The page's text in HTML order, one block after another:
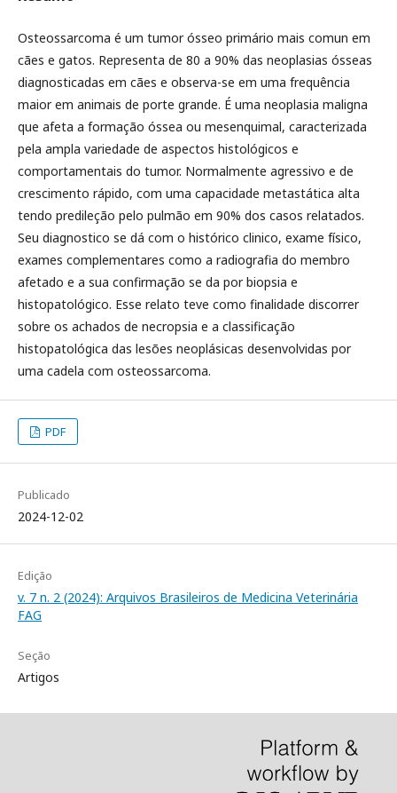
Osteossarcoma é um tumor ósseo primário mais comun em
cães e gatos. Representa de 80 a 90% das neoplasias ósseas
diagnosticadas em cães e observa-se em uma frequência
maior em animais de porte grande. É uma neoplasia maligna
que afeta a formação óssea ou mesenquimal, caracterizada
pela ampla variedade de aspectos histológicos e
comportamentais do tumor. Normalmente agressivo e de
crescimento rápido, com uma capacidade metastática alta
tendo predileção pelo pulmão em 90% dos casos relatados.
Seu diagnostico se dá com o histórico clinico, exame físico,
exames complementares como a radiografia do membro
afetado e a sua confirmação se da por biopsia e
histopatológico. Esse relato teve como finalidade discorrer
sobre os achados de necropsia e a classificação
histopatológica das lesões neoplásicas desenvolvidas por
uma cadela com osteossarcoma.
PDF
Publicado
2024-12-02
Edição
v. 7 n. 2 (2024): Arquivos Brasileiros de Medicina Veterinária
FAG
Seção
Artigos